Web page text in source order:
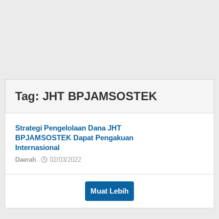
Tag: JHT BPJAMSOSTEK
Strategi Pengelolaan Dana JHT
BPJAMSOSTEK Dapat Pengakuan
Internasional
Daerah 02/03/2022
Muat Lebih